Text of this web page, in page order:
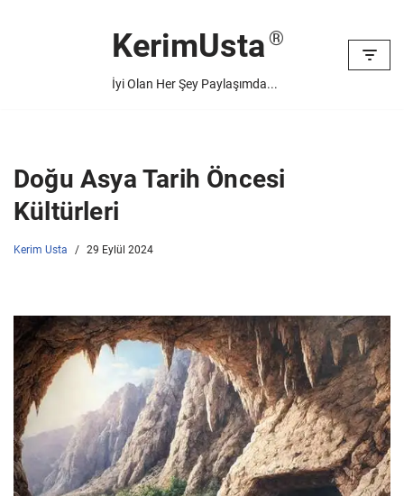
KerimUsta
İyi Olan Her Şey Paylaşımda...
Doğu Asya Tarih Öncesi
Kültürleri
Kerim Usta 29 Eylül 2024